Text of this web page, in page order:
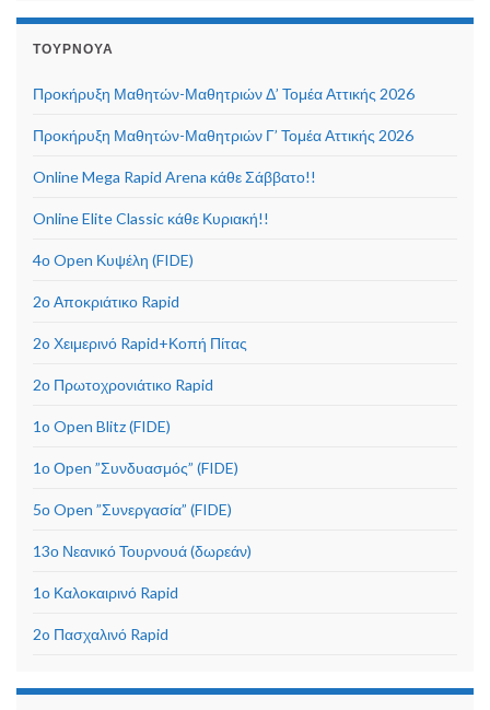
ΤΟΥΡΝΟΥΆ
Προκήρυξη Μαθητών-Μαθητριών Δ’ Τομέα Αττικής 2026
Προκήρυξη Μαθητών-Μαθητριών Γ’ Τομέα Αττικής 2026
Online Mega Rapid Arena κάθε Σάββατο!!
Online Elite Classic κάθε Κυριακή!!
4ο Open Κυψέλη (FIDE)
2ο Αποκριάτικο Rapid
2o Χειμερινό Rapid+Κοπή Πίτας
2ο Πρωτοχρονιάτικο Rapid
1o Open Blitz (FIDE)
1ο Οpen ”Συνδυασμός” (FIDE)
5ο Open ”Συνεργασία” (FIDE)
13ο Νεανικό Τουρνουά (δωρεάν)
1ο Καλοκαιρινό Rapid
2o Πασχαλινό Rapid